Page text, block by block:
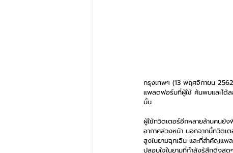
กรุงเทพฯ (13 พฤศจิกายน
แพลตฟอร์มที่ผู้ใช้ ค้นพบและได้ล
นั้น
ผู้ใช้ทวิตเตอร์อีกหลายล้านคนยั
อากาศล่วงหน้า นอกจากนี้ทวิตเ
สูงในยามฉุกเฉิน และที่สำคัญแพ
ปลอบใจในยามที่กำลังรู้สึกดิ่งสุด